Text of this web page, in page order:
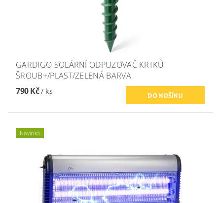
GARDIGO SOLÁRNÍ ODPUZOVAČ KRTKŮ
ŠROUB+/PLAST/ZELENÁ BARVA
790 Kč/ ks
Novinka